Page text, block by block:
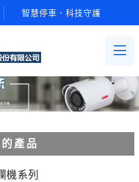
智慧停車．科技守護
產品
機系列